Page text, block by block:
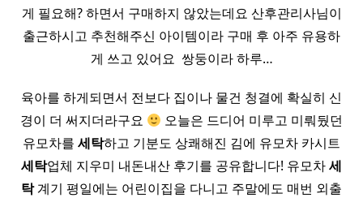
게 필요해? 하면서 구매하지 않았는데요 산후관리사님이
출근하시고 추천해주신 아이템이라 구매 후 아주 유용하
게 쓰고 있어요 ​ 쌍둥이라 하루…
육아를 하게되면서 전보다 집이나 물건 청결에 확실히 신
경이 더 써지더라구요
오늘은 드디어 미루고 미뤄뒀던
유모차를 세탁하고 기분도 상쾌해진 김에 유모차 카시트
세탁업체 지우미 내돈내산 후기를 공유합니다! 유모차세
탁계기 평일에는 어린이집을 다니고 주말에도 매번 외출